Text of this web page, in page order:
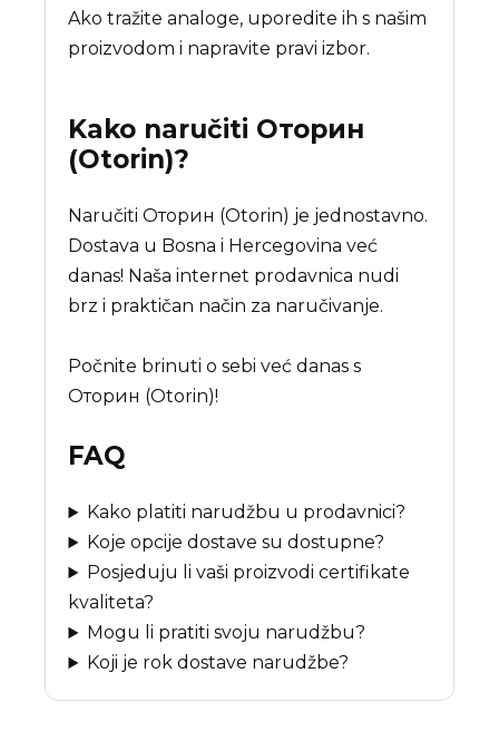
Ako tražite analoge, uporedite ih s našim
proizvodom i napravite pravi izbor.
Kako naručiti Оторин
(Otorin)?
Naručiti Оторин (Otorin) je jednostavno.
Dostava u Bosna i Hercegovina već
danas! Naša internet prodavnica nudi
brz i praktičan način za naručivanje.
Počnite brinuti o sebi već danas s
Оторин (Otorin)!
FAQ
Kako platiti narudžbu u prodavnici?
Koje opcije dostave su dostupne?
Posjeduju li vaši proizvodi certifikate
kvaliteta?
Mogu li pratiti svoju narudžbu?
Koji je rok dostave narudžbe?